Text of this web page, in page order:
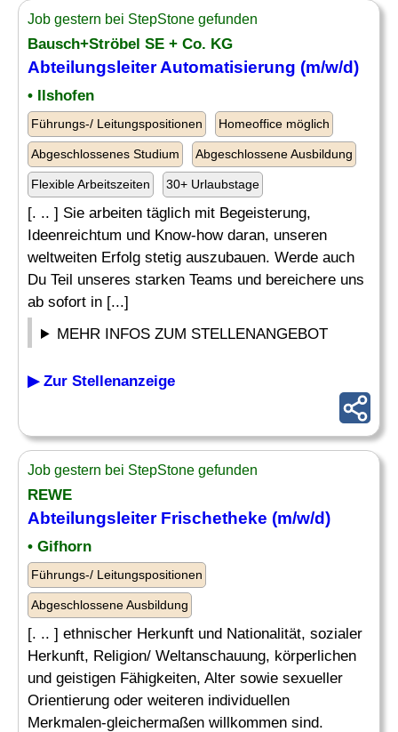
Job gestern bei StepStone gefunden
Bausch+Ströbel SE + Co. KG
AbteilungsleiterAutomatisierung (m/w/d)
• Ilshofen
Führungs-/ Leitungspositionen Homeoffice möglich
Abgeschlossenes Studium Abgeschlossene Ausbildung
Flexible Arbeitszeiten 30+ Urlaubstage
[. .. ] Sie arbeiten täglich mit Begeisterung,
Ideenreichtum und Know-how daran, unseren
weltweiten Erfolg stetig auszubauen. Werde auch
Du Teil unseres starken Teams und bereichere uns
ab sofort in [...]
MEHR INFOS ZUM STELLENANGEBOT
▶ Zur Stellenanzeige
Job gestern bei StepStone gefunden
REWE
AbteilungsleiterFrischetheke (m/w/d)
• Gifhorn
Führungs-/ Leitungspositionen
Abgeschlossene Ausbildung
[. .. ] ethnischer Herkunft und Nationalität, sozialer
Herkunft, Religion/ Weltanschauung, körperlichen
und geistigen Fähigkeiten, Alter sowie sexueller
Orientierung oder weiteren individuellen
Merkmalen-gleichermaßen willkommen sind.